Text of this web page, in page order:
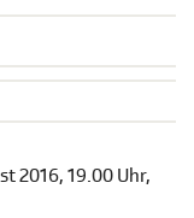
2016, 19.00 Uhr,